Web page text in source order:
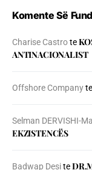
Komente Së
Charise Castrote
ANTINACIONALIST
Offshore Companyte
Selman DERVISHI-
EKZISTENCЁS
Badwap Desite